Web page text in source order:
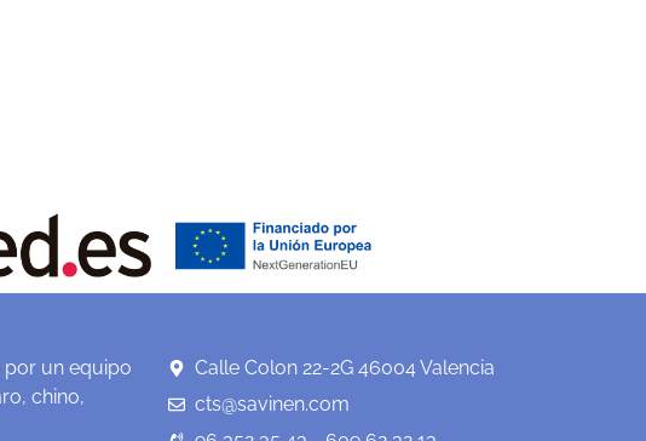
por un equipo
chino,
Calle Colon 22-2G 46004 Valencia
cts@savinen.com